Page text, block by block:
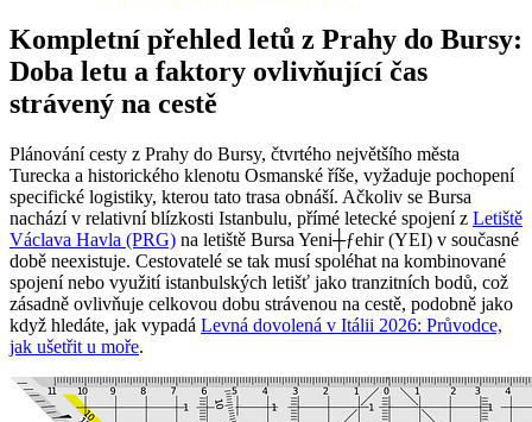
Kompletní přehled letů z Prahy do Bursy:
Doba letu a faktory ovlivňující čas
strávený na cestě
Plánování cesty z Prahy do Bursy, čtvrtého největšího města
Turecka a historického klenotu Osmanské říše, vyžaduje pochopení
specifické logistiky, kterou tato trasa obnáší. Ačkoliv se Bursa
nachází v relativní blízkosti Istanbulu, přímé letecké spojení z Letiště
Václava Havla (PRG) na letiště Bursa Yeni┼ƒehir (YEI) v současné
době neexistuje. Cestovatelé se tak musí spoléhat na kombinované
spojení nebo využití istanbulských letišť jako tranzitních bodů, což
zásadně ovlivňuje celkovou dobu strávenou na cestě, podobně jako
když hledáte, jak vypadá Levná dovolená v Itálii 2026: Průvodce,
jak ušetřit u moře.